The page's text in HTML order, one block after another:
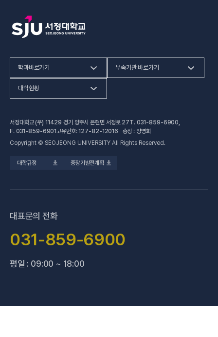
학과바로가기
인문사회계열
공학계열
전문기술석사
부속기관 바로가기
건강증진센터(새 창 열림)
교육혁신지원센터(새 창 열림)
성인학습지원센터
대학현황
대학정보공시(새 창 열림)
업무추진비 사용내역
법정위원회 회의록
대학규정 중장기발전계획
서정대학교 (우) 11429 경기 양주시 은현면 서정로 27T. 031-859-6900
F. 031-859-6901고유번호: 127-82-12016 총장 : 양영희
Copyright © SEOJEONG UNIVERSITY All Rights Reserved.
대표문의 전화
031-859-6900
평일 : 09:00 ~ 18:00